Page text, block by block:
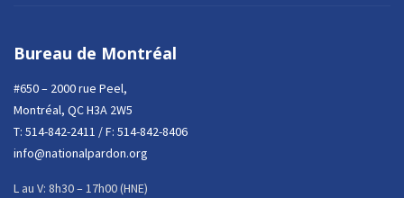
Bureau de Montréal
#650 – 2000 rue Peel,
Montréal, QC H3A 2W5
T: 514-842-2411 / F: 514-842-8406
info@nationalpardon.org
L au V: 8h30 – 17h00 (HNE)